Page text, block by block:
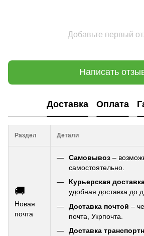
Добавьте первый
Написать
Доставка Оплата
Раздел Детали
🚚
Новая
почта
Самовывоз –
самостоятельно.
Курьерская
удобная доставка до
Доставка почтой –
почта, Укрпочта.
Доставка